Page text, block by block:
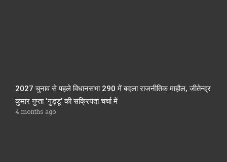
2027 चुनाव से पहले विधानसभा 290 में बदला राजनीतिक माहौल, जीतेन्द्र
कुमार गुप्ता ‘गुड्डू’ की सक्रियता चर्चा में
4 months ago